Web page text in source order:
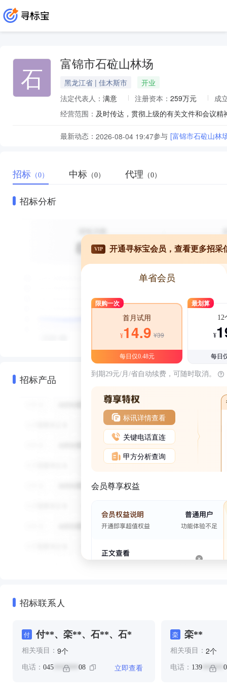
石 富锦市石砬山林场
黑龙江省 | 佳木斯市
开业
法定代表人： 满意 注册资本： 259万元
成
经营范围： 及时传达，贯彻上级的有关文件和会议
最新动态： 2026-08-04 19:47参与 [富锦市石砬山林
招标 （0） 中标 （0） 代理 （0）
招标分析
招标产品
VIP 开通寻标宝会员，查看更多招采
单省会员
限购一次
首月试用
¥14.9 ¥39
每日仅0.48元
最划算
12
¥
每日
到期29元/月/省自动续费，可随时取消。
标讯详情查看
关键电话直连
甲方分析查询
会员尊享权益
招标联系人
付 付**、栾**、石**、石*
相关项目： 9个
电话： 045 ******* 08 立即查看
栾 栾**
相关项目： 2个
电话： 139******